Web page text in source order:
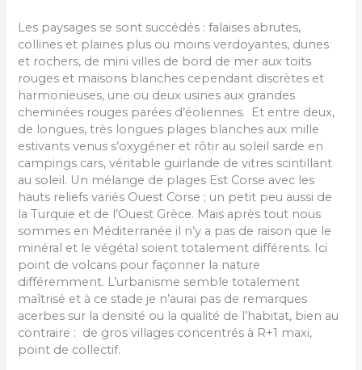
Les paysages se sont succédés : falaises abrutes,
collines et plaines plus ou moins verdoyantes, dunes
et rochers, de mini villes de bord de mer aux toits
rouges et maisons blanches cependant discrètes et
harmonieuses, une ou deux usines aux grandes
cheminées rouges parées d’éoliennes. Et entre deux,
de longues, très longues plages blanches aux mille
estivants venus s’oxygéner et rôtir au soleil sarde en
campings cars, véritable guirlande de vitres scintillant
au soleil. Un mélange de plages Est Corse avec les
hauts reliefs variés Ouest Corse ; un petit peu aussi de
la Turquie et de l’Ouest Grèce. Mais après tout nous
sommes en Méditerranée il n’y a pas de raison que le
minéral et le végétal soient totalement différents. Ici
point de volcans pour façonner la nature
différemment. L’urbanisme semble totalement
maîtrisé et à ce stade je n’aurai pas de remarques
acerbes sur la densité ou la qualité de l’habitat, bien au
contraire : de gros villages concentrés à R+1 maxi,
point de collectif.